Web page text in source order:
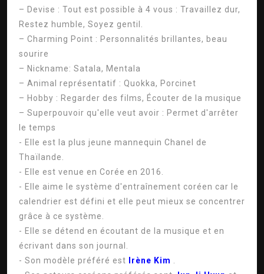
– Devise : Tout est possible à 4 vous : Travaillez dur,
Restez humble, Soyez gentil.
– Charming Point : Personnalités brillantes, beau
sourire
– Nickname: Satala, Mentala
– Animal représentatif : Quokka, Porcinet
– Hobby : Regarder des films, Écouter de la musique
– Superpouvoir qu'elle veut avoir : Permet d'arrêter
le temps
- Elle est la plus jeune mannequin Chanel de
Thaïlande.
- Elle est venue en Corée en 2016.
- Elle aime le système d'entraînement coréen car le
calendrier est défini et elle peut mieux se concentrer
grâce à ce système.
- Elle se détend en écoutant de la musique et en
écrivant dans son journal.
- Son modèle préféré est Irène Kim